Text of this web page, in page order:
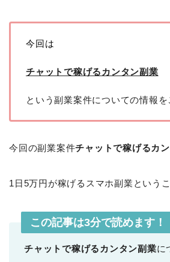
今回は
チャットで稼げるカンタン副業
という副業案件についての情報を
今回の副業案件チャットで稼げるカ
1日5万円が稼げるスマホ副業というこ
この記事は3分で読めます！
チャットで稼げるカンタン副業に